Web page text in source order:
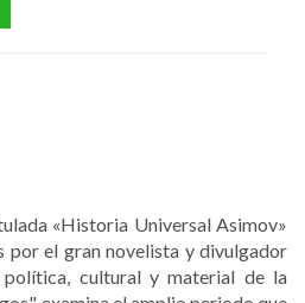
«Historia Universal Asimov»
por el gran novelista y divulgador
cultural y material de la